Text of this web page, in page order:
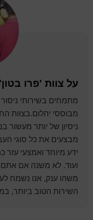
על צוות 'פרו בטון'
מתמחים בשירותי
מבוססי יהלום.בצוות
ניסיון של יותר מעשור
מבצעים את כל סוגי
ידע מיוחד ואמצעי עזר
ועוד. לא משנה אם אתם
משהו ענק, אנו נשמח
השירות הטוב ביותר,